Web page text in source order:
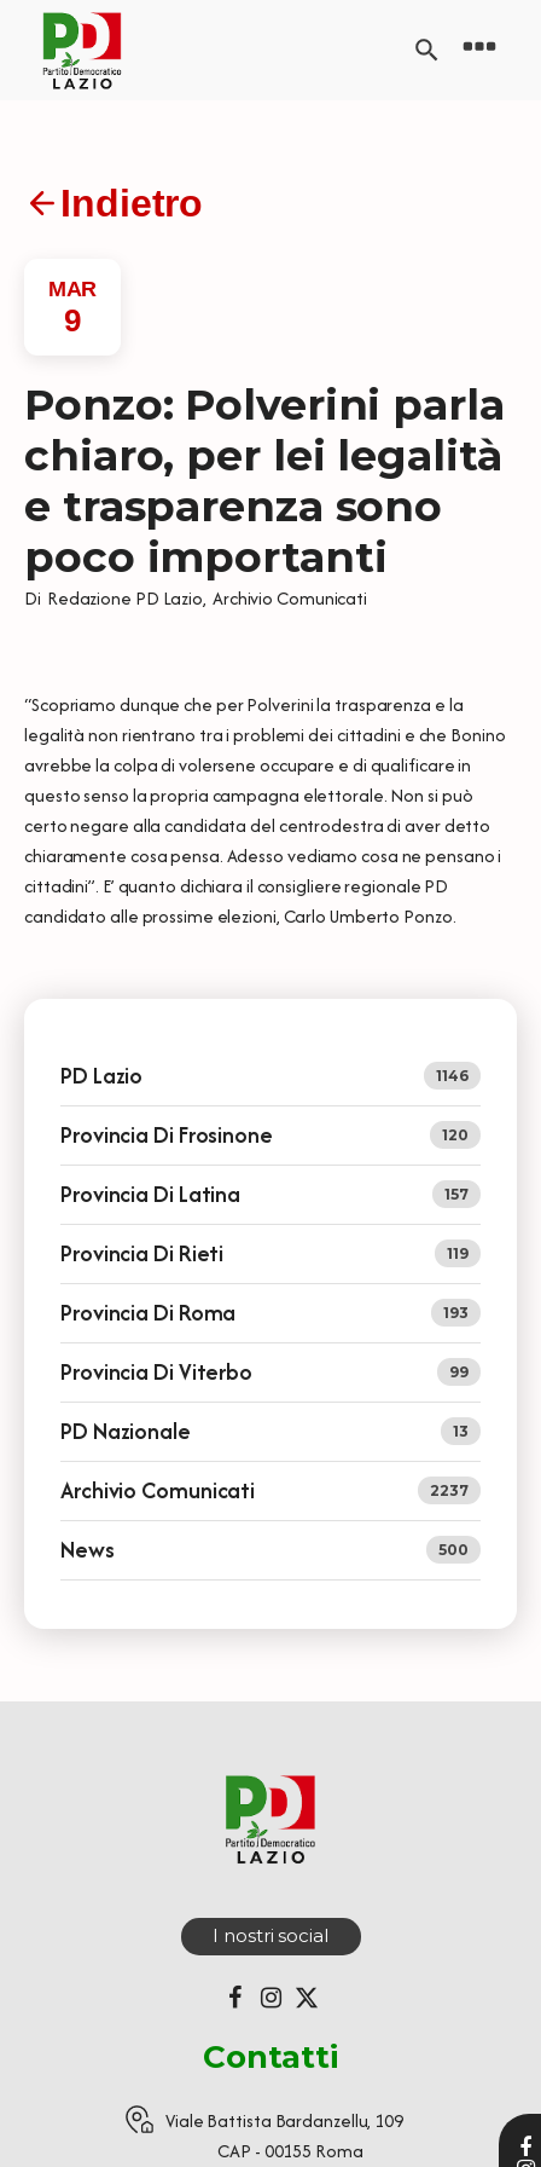
Indietro
MAR
9
Ponzo: Polverini parla
chiaro, per lei legalità
e trasparenza sono
poco importanti
Di Redazione PD Lazio, Archivio Comunicati
“Scopriamo dunque che per Polverini la trasparenza e la
legalità non rientrano tra i problemi dei cittadini e che Bonino
avrebbe la colpa di volersene occupare e di qualificare in
questo senso la propria campagna elettorale. Non si può
certo negare alla candidata del centrodestra di aver detto
chiaramente cosa pensa. Adesso vediamo cosa ne pensano i
cittadini”. E’ quanto dichiara il consigliere regionale PD
candidato alle prossime elezioni, Carlo Umberto Ponzo.
PD Lazio 1146
Provincia Di Frosinone 120
Provincia Di Latina 157
Provincia Di Rieti 119
Provincia Di Roma 193
Provincia Di Viterbo 99
PD Nazionale 13
Archivio Comunicati 2237
News 500
I nostri social
Contatti
Viale Battista Bardanzellu, 109
CAP - 00155 Roma